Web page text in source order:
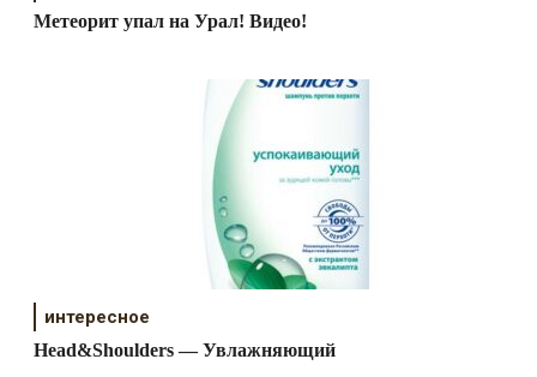
Метеорит упал на Урал! Видео!
интересное
Head&Shoulders — Увлажняющий